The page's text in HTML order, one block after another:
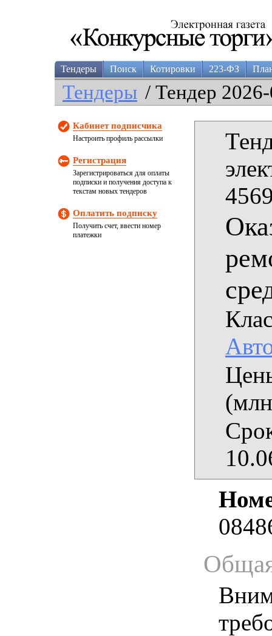
Тендеры Поиск Котировки 223-ФЗ
Тендеры / Тендер
Кабинет подписчика
Настроить профиль рассылки
Регистрация
Зарегистрироваться для оплаты
подписки и получения доступа к
текстам новых тендеров
Оплатить подписку
Получить счет, ввести номер
платежки